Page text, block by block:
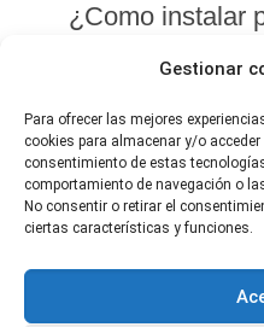
Gestionar
Para ofrecer las mejores
cookies para almacenar y/o
consentimiento de estas
comportamiento de navegación o
No consentir o retirar el
ciertas características y funciones.
¿Como instalar
La instalación de
viviendas puede
puerta y su